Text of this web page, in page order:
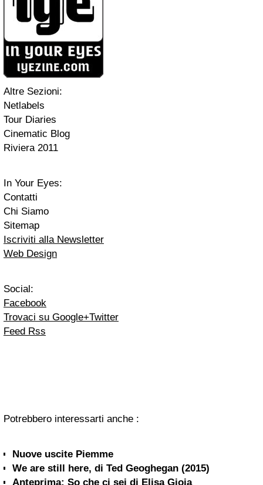
Altre Sezioni:
Netlabels
Tour Diaries
Cinematic Blog
Riviera 2011
In Your Eyes:
Contatti
Chi Siamo
Sitemap
Iscriviti alla Newsletter
Web Design
Social:
Facebook
Trovaci su Google+Twitter
Feed Rss
Potrebbero interessarti anche :
Nuove uscite Piemme
We are still here, di Ted Geoghegan (2015)
Anteprima: So che ci sei di Elisa Gioia